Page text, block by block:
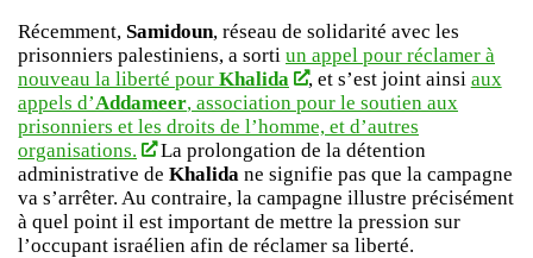
Récemment, Samidoun, réseau de solidarité avec les
prisonniers palestiniens, a sorti un appel pour réclamer à
nouveau la liberté pour Khalida , et s’est joint ainsi aux
appels d’Addameer, association pour le soutien aux
prisonniers et les droits de l’homme, et d’autres
organisations.
La prolongation de la détention
administrative de Khalida ne signifie pas que la campagne
va s’arrêter. Au contraire, la campagne illustre précisément
à quel point il est important de mettre la pression sur
l’occupant israélien afin de réclamer sa liberté.